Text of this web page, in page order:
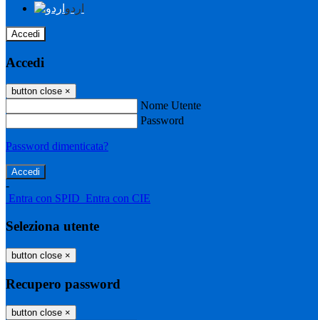
اردو
Accedi
Accedi
button close ×
Nome Utente
Password
Password dimenticata?
-
Entra con SPID Entra con CIE
Seleziona utente
button close ×
Recupero password
button close ×